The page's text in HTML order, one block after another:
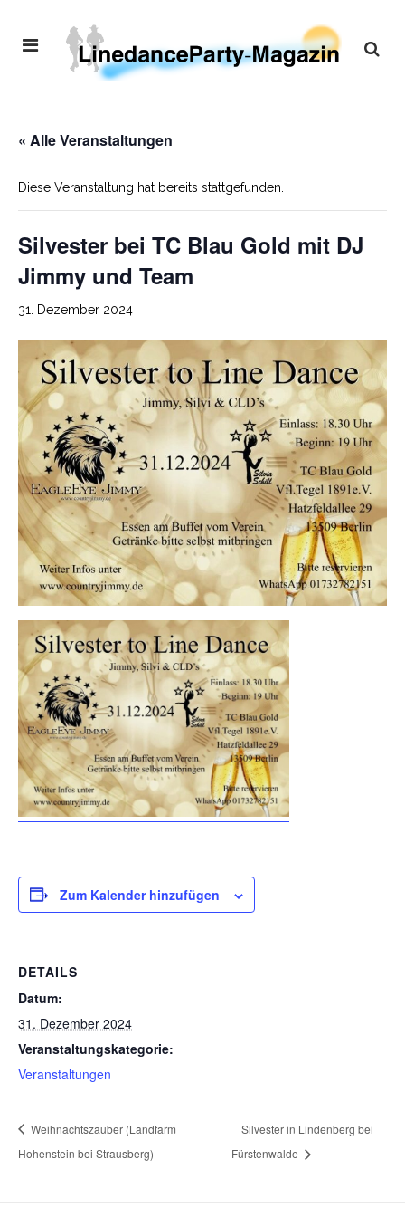
« Alle Veranstaltungen
Diese Veranstaltung hat bereits stattgefunden.
Silvester bei TC Blau Gold mit DJ
Jimmy und Team
31. Dezember 2024
Zum Kalender hinzufügen
DETAILS
Datum:
31. Dezember 2024
Veranstaltungskategorie:
Veranstaltungen
Weihnachtszauber (Landfarm
Hohenstein bei Strausberg)
Silvester in Lindenberg bei
Fürstenwalde